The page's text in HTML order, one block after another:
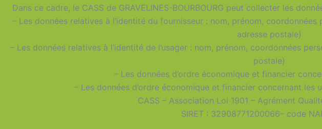
Dans ce cadre, le CASS de GRAVELINES-BOURBOURG peut collecter les
– Les données relatives à l’identité du fournisseur : nom, prénom,
adresse postale)
– Les données relatives à l’identité de l’usager : nom, prénom, coordonnées
postale)
– Les données d’ordre économique et financier
– Les données d’ordre économique et financier concernant les
CASS – Association Loi 1901 – Agrément
SIRET : 32908771200066– code